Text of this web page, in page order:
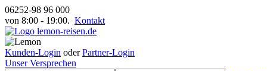
06252-98 96 000
von 8:00 - 19:00. Kontakt
Kunden-Login oderPartner-Login
Unser Versprechen